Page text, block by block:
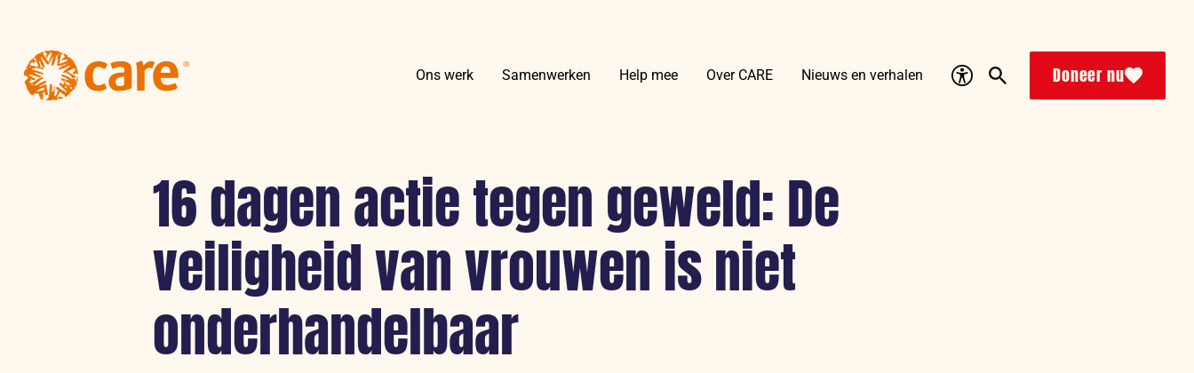
Ons werk Samenwerken Help mee Over CARE Nieuws en verhalen
Accessibility
Search
Doneer nu
16 dagen actie tegen geweld: De
veiligheid van vrouwen is niet
onderhandelbaar